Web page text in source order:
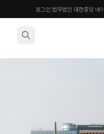
로그인|법무법인 대한중앙 네
법률 블로그